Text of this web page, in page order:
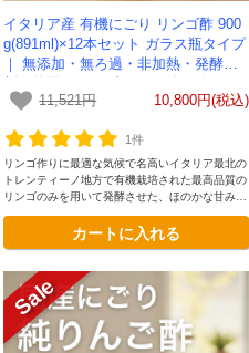
イタリア産 有機にごり リンゴ酢 900
g(891ml)×12本セット ガラス瓶タイプ
｜ 無添加・無ろ過・非加熱・発酵助
-かわしま屋- 【送料無料】
11,521円 10,800円(税込)
1件
リンゴ作りに最適な気候で名高いイタリア最北の
トレンティーノ地方で有機栽培された最高品質の
リンゴのみを用いて発酵させた、ほのかな甘みと
ていない、本物のリンゴ酢をガラス瓶容器にてお
楽しみください。
カートに入れる